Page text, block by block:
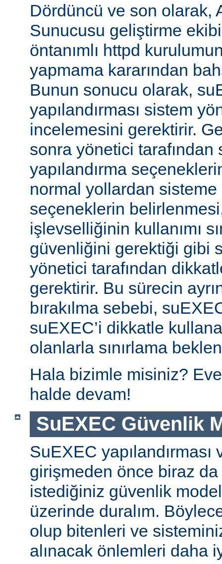
Dördüncü ve son olarak,
Sunucusu geliştirme
öntanımlı httpd
yapmama kararından
Bunun sonucu olarak,
yapılandırması sistem
incelemesini gerektirir.
sonra yönetici tarafından
yapılandırma
normal yollardan sisteme
seçeneklerin
işlevselliğinin kullanımı
güvenliğini gerektiği gibi
yönetici tarafından
gerektirir. Bu sürecin
bırakılma sebebi,
suEXEC’i dikkatle
olanlarla sınırlama
Hala bizimle misiniz?
halde devam!
SuEXEC Güvenlik
SuEXEC
girişmeden önce biraz
istediğiniz güvenlik
üzerinde duralım.
olup bitenleri ve
alınacak önlemleri daha